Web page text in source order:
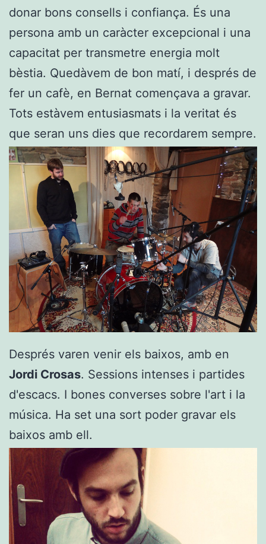
donar bons consells i confiança. És una
persona amb un caràcter excepcional i una
capacitat per transmetre energia molt
bèstia. Quedàvem de bon matí, i després de
fer un cafè, en Bernat començava a gravar.
Tots estàvem entusiasmats i la veritat és
que seran uns dies que recordarem sempre.
Després varen venir els baixos, amb en
Jordi Crosas. Sessions intenses i partides
d'escacs. I bones converses sobre l'art i la
música. Ha set una sort poder gravar els
baixos amb ell.